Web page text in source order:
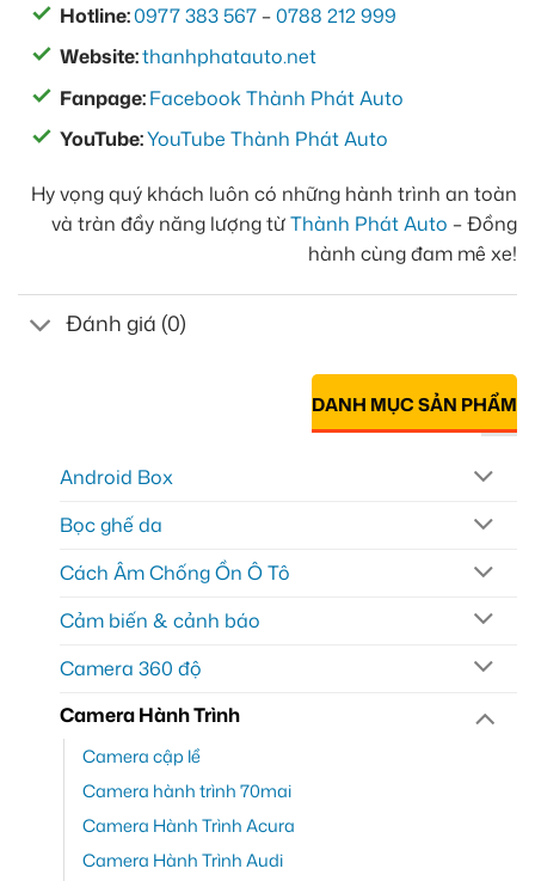
Hotline:0977 383 567 –0788 212 999
Website:thanhphatauto.net
Fanpage:Facebook Thành Phát Auto
YouTube:YouTube Thành Phát Auto
Hy vọng quý khách luôn có những hành trình an toàn
và tràn đầy năng lượng từThành Phát Auto – Đồng
hành cùng đam mê xe!
Đánh giá (0)
DANH MỤC SẢN PHẨM
Android Box
Bọc ghế da
Cách Âm Chống Ồn Ô Tô
Cảm biến & cảnh báo
Camera 360 độ
Camera Hành Trình
Camera cập lề
Camera hành trình 70mai
Camera Hành Trình Acura
Camera Hành Trình Audi